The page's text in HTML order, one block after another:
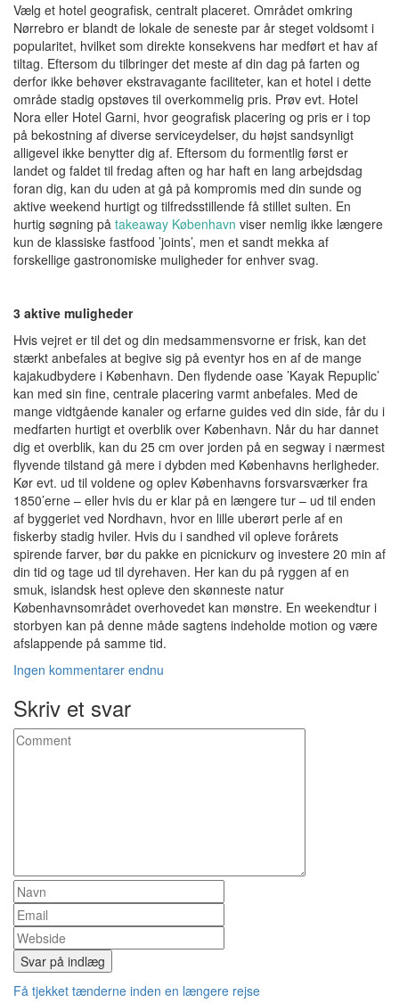
Vælg et hotel geografisk, centralt placeret. Området omkring
Nørrebro er blandt de lokale de seneste par år steget voldsomt i
popularitet, hvilket som direkte konsekvens har medført et hav af
tiltag. Eftersom du tilbringer det meste af din dag på farten og
derfor ikke behøver ekstravagante faciliteter, kan et hotel i dette
område stadig opstøves til overkommelig pris. Prøv evt. Hotel
Nora eller Hotel Garni, hvor geografisk placering og pris er i top
på bekostning af diverse serviceydelser, du højst sandsynligt
alligevel ikke benytter dig af. Eftersom du formentlig først er
landet og faldet til fredag aften og har haft en lang arbejdsdag
foran dig, kan du uden at gå på kompromis med din sunde og
aktive weekend hurtigt og tilfredsstillende få stillet sulten. En
hurtig søgning på takeaway København viser nemlig ikke længere
kun de klassiske fastfood ’joints’, men et sandt mekka af
forskellige gastronomiske muligheder for enhver svag.
3 aktive muligheder
Hvis vejret er til det og din medsammensvorne er frisk, kan det
stærkt anbefales at begive sig på eventyr hos en af de mange
kajakudbydere i København. Den flydende oase ’Kayak Repuplic’
kan med sin fine, centrale placering varmt anbefales. Med de
mange vidtgående kanaler og erfarne guides ved din side, får du i
medfarten hurtigt et overblik over København. Når du har dannet
dig et overblik, kan du 25 cm over jorden på en segway i nærmest
flyvende tilstand gå mere i dybden med Københavns herligheder.
Kør evt. ud til voldene og oplev Københavns forsvarsværker fra
1850’erne – eller hvis du er klar på en længere tur – ud til enden
af byggeriet ved Nordhavn, hvor en lille uberørt perle af en
fiskerby stadig hviler. Hvis du i sandhed vil opleve forårets
spirende farver, bør du pakke en picnickurv og investere 20 min af
din tid og tage ud til dyrehaven. Her kan du på ryggen af en
smuk, islandsk hest opleve den skønneste natur
Københavnsområdet overhovedet kan mønstre. En weekendtur i
storbyen kan på denne måde sagtens indeholde motion og være
afslappende på samme tid.
Ingen kommentarer endnu
Skriv et svar
Få tjekket tænderne inden en længere rejse